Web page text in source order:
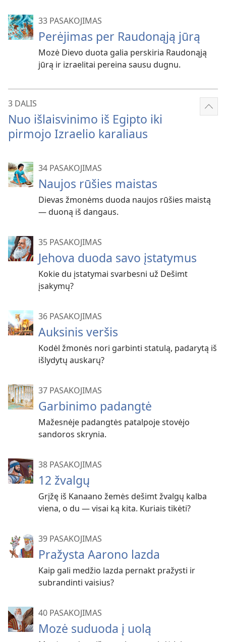
33 PASAKOJIMAS
Perėjimas per Raudonąją jūrą
Mozė Dievo duota galia perskiria Raudonąją
jūrą ir izraelitai pereina sausu dugnu.
3 DALIS
Nuo išlaisvinimo iš Egipto iki
pirmojo Izraelio karaliaus
34 PASAKOJIMAS
Naujos rūšies maistas
Dievas žmonėms duoda naujos rūšies maistą
— duoną iš dangaus.
35 PASAKOJIMAS
Jehova duoda savo įstatymus
Kokie du įstatymai svarbesni už Dešimt
įsakymų?
36 PASAKOJIMAS
Auksinis veršis
Kodėl žmonės nori garbinti statulą, padarytą iš
išlydytų auskarų?
37 PASAKOJIMAS
Garbinimo padangtė
Mažesnėje padangtės patalpoje stovėjo
sandoros skrynia.
38 PASAKOJIMAS
12 žvalgų
Grįžę iš Kanaano žemės dešimt žvalgų kalba
viena, o du — visai ką kita. Kuriais tikėti?
39 PASAKOJIMAS
Pražysta Aarono lazda
Kaip gali medžio lazda pernakt pražysti ir
subrandinti vaisius?
40 PASAKOJIMAS
Mozė suduoda į uolą